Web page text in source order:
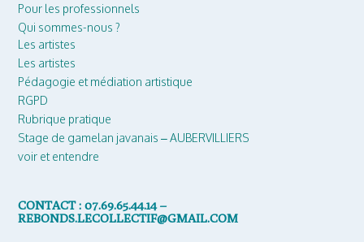
Pour les professionnels
Qui sommes-nous ?
Les artistes
Les artistes
Pédagogie et médiation artistique
RGPD
Rubrique pratique
Stage de gamelan javanais – AUBERVILLIERS
voir et entendre
CONTACT : 07.69.65.44.14 –
REBONDS.LECOLLECTIF@GMAIL.COM